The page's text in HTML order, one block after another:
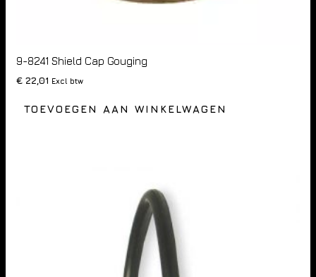
9-8241 Shield Cap Gouging
€ 22,01 Excl btw
TOEVOEGEN AAN WINKELWAGEN